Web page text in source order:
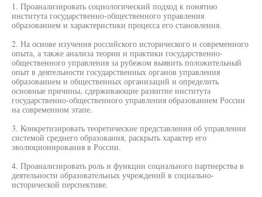
1. Проанализировать социологический подход к понятию
института государственно-общественного управления
образованием и характеристики процесса его становления.
2. На основе изучения российского исторического и современного
опыта, а также анализа теории и практики государственно-
общественного управления за рубежом выявить положительный
опыт в деятельности государственных органов управления
образованием и общественных организаций и определить
основные причины, сдерживающие развитие института
государственно-общественного управления образованием России
на современном этапе.
3. Конкретизировать теоретические представления об управлении
системой среднего образования, раскрыть характер его
эволюционирования в России.
4. Проанализировать роль и функции социального партнерства в
деятельности образовательных учреждений в социально-
исторической перспективе.